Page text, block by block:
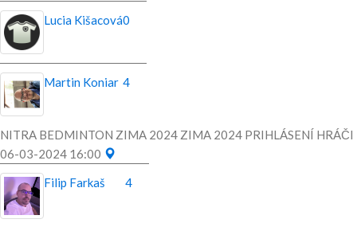
Lucia Kišacová0
Martin Koniar 4
NITRA BEDMINTON ZIMA 2024 ZIMA 2024 PRIHLÁSENÍ HRÁČI
06-03-2024 16:00
Filip Farkaš
4